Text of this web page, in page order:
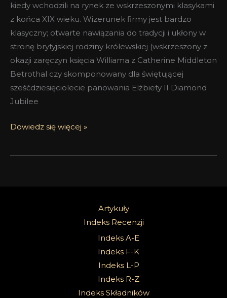
kiedy wchodzili na rynek ze wskrzeszonymi klasykami
z końca XIX wieku. Wizerunek firmy jest bardzo
klasyczny; otwarte nawiązania do tradycji i ukłony w
stronę brytyjskiej rodziny królewskiej (wskrzeszony z
okazji zaręczyn księcia Williama z Catherine Middleton
Betrothal czy skomponowany dla świętującej
sześćdziesięciolecie panowania Elżbiety II Diamond
Jubilee
Dowiedz się więcej »
Artykuły
Indeks Recenzji
Indeks A-E
Indeks F-K
Indeks L-P
Indeks R-Z
Indeks Składników